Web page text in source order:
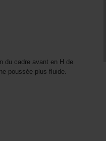
du cadre avant en H de
poussée plus fluide.